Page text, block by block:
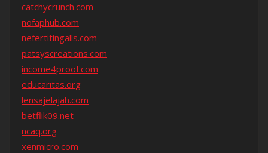
catchycrunch.com
nofaphub.com
nefertitingalls.com
patsyscreations.com
income4proof.com
educaritas.org
lensajelajah.com
betflik09.net
ncaq.org
xenmicro.com